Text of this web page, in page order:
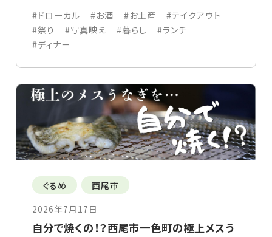
#ドローカル #お酒 #お土産
#テイクアウト
#祭り
#写真映え #暮らし
#ランチ
#ディナー
ぐるめ
西尾市
2026年7月17日
自分で焼くの！？西尾市一色町の極上メスう